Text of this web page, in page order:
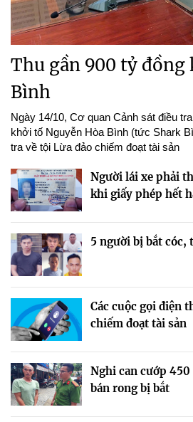
Thu gần 900 tỷ đồng
Bình
Ngày 14/10, Cơ quan Cảnh sát điều
khởi tố Nguyễn Hòa Bình (tức Shark
tra về tội Lừa đảo chiếm đoạt tài sản
Người lái xe phải
khi giấy phép hết
5 người bị bắt cóc,
Các cuộc gọi điện
chiếm đoạt tài sản
Nghi can cướp
bán rong bị bắt